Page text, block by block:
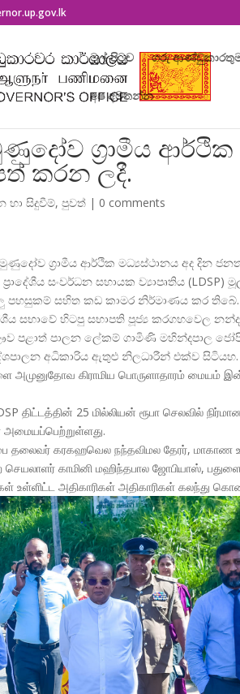
මුල් පිටුව ගරු
අප අමතන්න
ග්‍රාමීය ආර්ථික
කරන ලදී.
හා සිදුවීම්,පුවත් | 0 comments
ග්රාමීය ආර්ථික මධ්යස්ථානය අද දින
ප්රාදේශීය සංවර්ධන සහායක ව්යාපෘතිය (LDSP)
පහසුකම් සහිත කඩ කාමර නිර්මාණය කර තිබේ.
සභාවේ හිටපු සභාපති පූජ් ය කරගහවෙල
පළාත් පාලන ලේකම් ගාමිණි මහින්දපාල
අධිකාරිය ඇතුළු නිලධාරීන් එක්ව සිටියහ.
அமுனுதோவ கிராமிய பொருளாதாரம்
திட்டத்தின் 25 மில்லியன் ரூபா செலவில்
தலைவர் கரகஹவெல நந்தவிமல தேரர், மாகாண
செயலாளர் காமினி மஹிந்தபால ஜோபியாஸ்,
உள்ளிட்ட அதிகாரிகள் அதிகாரிகள் கலந்து